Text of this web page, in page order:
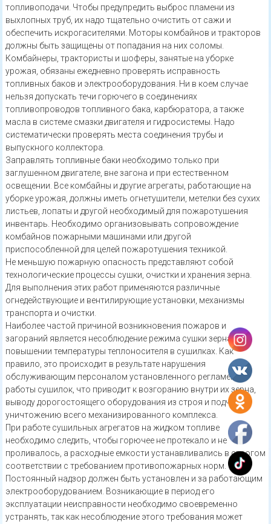
топливоподачи. Чтобы предупредить выброс пламени из
выхлопных труб, их надо тщательно очистить от сажи и
обеспечить искрогасителями. Моторы комбайнов и тракторов
должны быть защищены от попадания на них соломы.
Комбайнеры, трактористы и шоферы, занятые на уборке
урожая, обязаны ежедневно проверять исправность
топливных баков и электрооборудования. Ни в коем случае
нельзя допускать течи горючего в соединениях
топливопроводов топливного бака, карбюратора, а также
масла в системе смазки двигателя и гидросистемы. Надо
систематически проверять места соединения трубы и
выпускного коллектора.
Заправлять топливные баки необходимо только при
заглушенном двигателе, вне загона и при естественном
освещении. Все комбайны и другие агрегаты, работающие на
уборке урожая, должны иметь огнетушители, метелки без сухих
листьев, лопаты и другой необходимый для пожаротушения
инвентарь. Необходимо организовывать сопровождение
комбайнов пожарными машинами или другой
приспособленной для целей пожаротушения техникой.
Не меньшую пожарную опасность представляют собой
технологические процессы сушки, очистки и хранения зерна.
Для выполнения этих работ применяются различные
огнедействующие и вентилирующие установки, механизмы
транспорта и очистки.
Наиболее частой причиной возникновения пожаров и
загораний является несоблюдение режима сушки зерна при
повышении температуры теплоносителя в сушилках. Как
правило, это происходит в результате нарушения
обслуживающим персоналом установленного регламента
работы сушилок, что приводит к возгоранию внутри их зерна,
выводу дорогостоящего оборудования из строя и подчас
уничтожению всего механизированного комплекса.
При работе сушильных агрегатов на жидком топливе
необходимо следить, чтобы горючее не протекало и не
проливалось, а расходные емкости устанавливались в строгом
соответствии с требованием противопожарных норм.
Постоянный надзор должен быть установлен и за работающим
электрооборудованием. Возникающие в период его
эксплуатации неисправности необходимо своевременно
устранять, так как несоблюдение этого требования может